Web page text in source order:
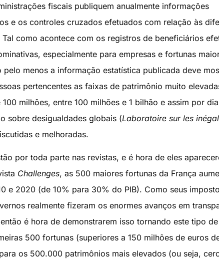
fiscais publiquem anualmente informações
e os controles cruzados efetuados com relação às
como acontece com os registros de beneficiários
especialmente para empresas e fortunas
menos a informação estatística publicada deve
pertencentes as faixas de patrimônio muito
milhões, entre 100 milhões e 1 bilhão e assim por
sobre desigualdades globais (Laboratoire sur les
e melhoradas.
por toda parte nas revistas, e é hora de eles
Challenges, as 500 maiores fortunas da França
e 2020 (de 10% para 30% do PIB). Como seus
realmente fizeram os enormes avanços em
é hora de demonstrarem isso tornando este tipo
500 fortunas (superiores a 150 milhões de euros
os 500.000 patrimônios mais elevados (ou seja,